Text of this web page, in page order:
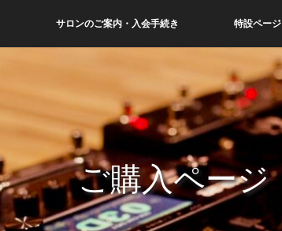
サロンのご案内・入会手続き 特設ページ
ご購入ページ